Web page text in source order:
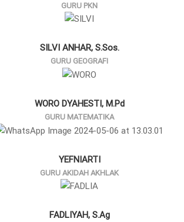
GURU PKN
SILVI ANHAR, S.Sos.
GURU GEOGRAFI
WORO DYAHESTI, M.Pd
GURU MATEMATIKA
YEFNIARTI
GURU AKIDAH AKHLAK
FADLIYAH, S.Ag